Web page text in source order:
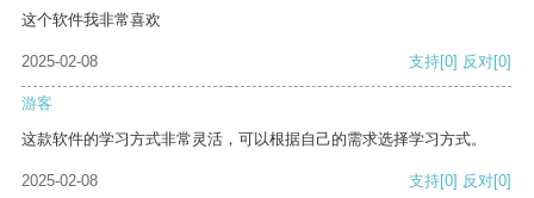
这个软件我非常喜欢
2025-02-08 支持[0] 反对[0]
游客
这款软件的学习方式非常灵活，可以根据自己的需求选择学习方式。
2025-02-08 支持[0] 反对[0]